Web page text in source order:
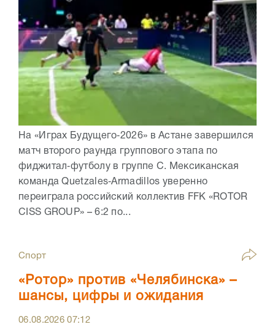
На «Играх Будущего‑2026» в Астане завершился
матч второго раунда группового этапа по
фиджитал‑футболу в группе C. Мексиканская
команда Quetzales‑Armadillos уверенно
переиграла российский коллектив FFK «ROTOR
CISS GROUP» – 6:2 по...
Спорт
«Ротор» против «Челябинска» –
шансы, цифры и ожидания
06.08.202607:12